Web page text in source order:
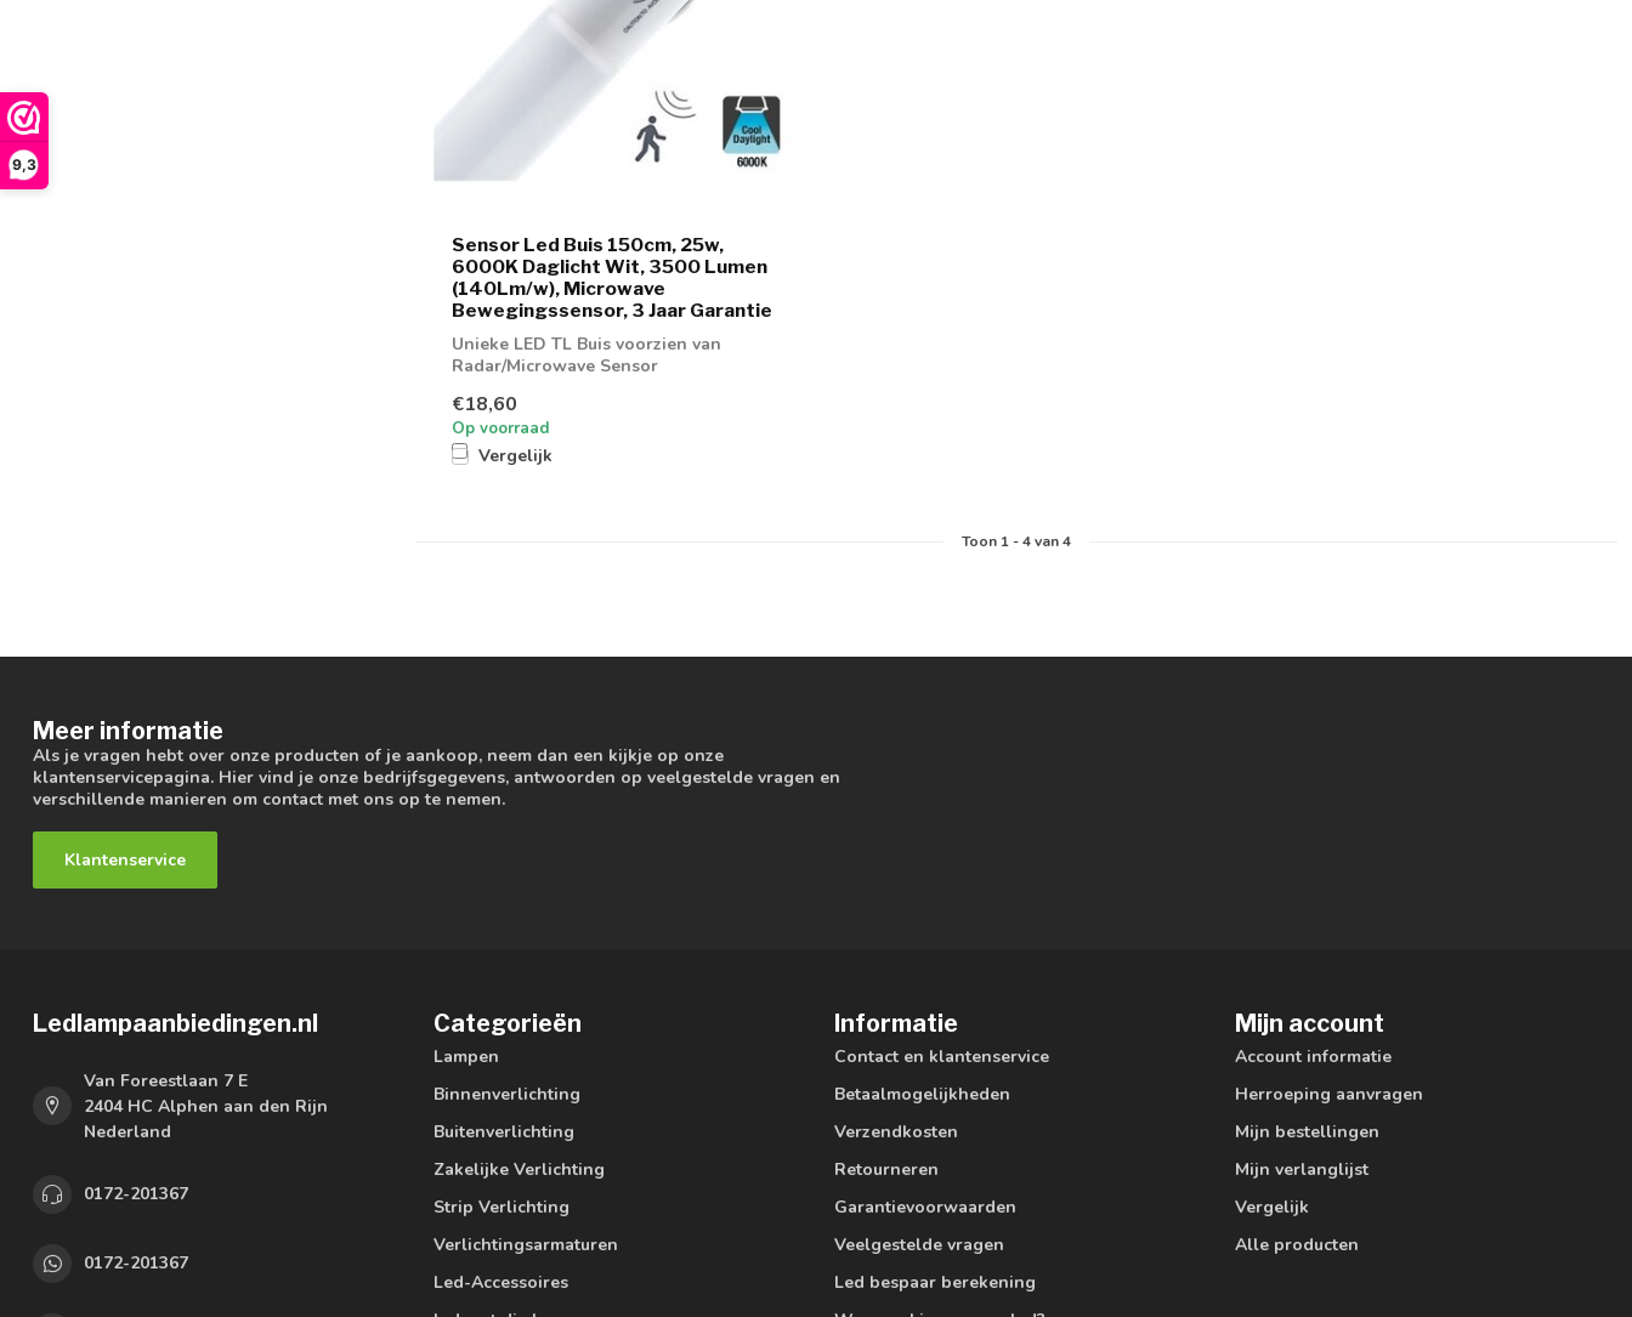
9,3
Sensor Led Buis 150cm, 25w,
6000K Daglicht Wit, 3500 Lumen
(140Lm/w), Microwave
Bewegingssensor, 3 Jaar Garantie
Unieke LED TL Buis voorzien van
Radar/Microwave Sensor
€18,60
Op voorraad
Vergelijk
Toon 1-4van 4
Meer informatie
Als je vragen hebt over onze producten of je aankoop, neem dan een kijkje op onze
klantenservicepagina. Hier vind je onze bedrijfsgegevens, antwoorden op veelgestelde vragen en
verschillende manieren om contact met ons op te nemen.
Klantenservice
Ledlampaanbiedingen.nl
Van Foreestlaan 7 E
2404 HC Alphen aan den Rijn
Nederland
0172-201367
0172-201367
Categorieën
Lampen
Binnenverlichting
Buitenverlichting
Zakelijke Verlichting
Strip Verlichting
Verlichtingsarmaturen
Led-Accessoires
Informatie
Contact en klantenservice
Betaalmogelijkheden
Verzendkosten
Retourneren
Garantievoorwaarden
Veelgestelde vragen
Led bespaar berekening
Mijn account
Account informatie
Herroeping aanvragen
Mijn bestellingen
Mijn verlanglijst
Vergelijk
Alle producten